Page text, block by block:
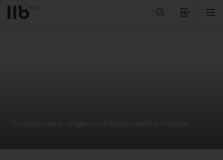
Alerts.Headline